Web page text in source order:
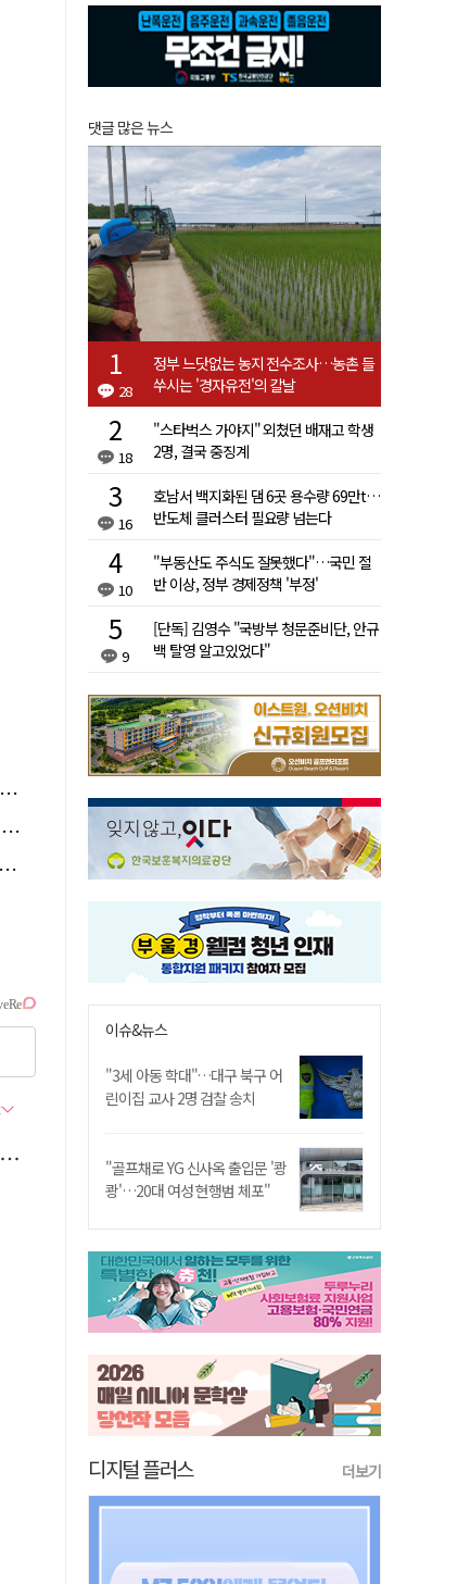
댓글 많은 뉴스
28
정부 느닷없는 농지 전수조사…농촌 들
쑤시는 '경자유전'의 칼날
18
"스타벅스 가야지" 외쳤던 배재고 학생
2명, 결국 중징계
16
호남서 백지화된 댐 6곳 용수량 69만t…
반도체 클러스터 필요량 넘는다
10
"부동산도 주식도 잘못했다"…국민 절
반 이상, 정부 경제정책 '부정'
9
[단독] 김영수 "국방부 청문준비단, 안규
백 탈영 알고있었다"
이슈&뉴스
"3세 아동 학대"…대구 북구 어
린이집 교사 2명 검찰 송치
"골프채로 YG 신사옥 출입문 '쾅
쾅'…20대 여성 현행범 체포"
디지털 플러스 더보기